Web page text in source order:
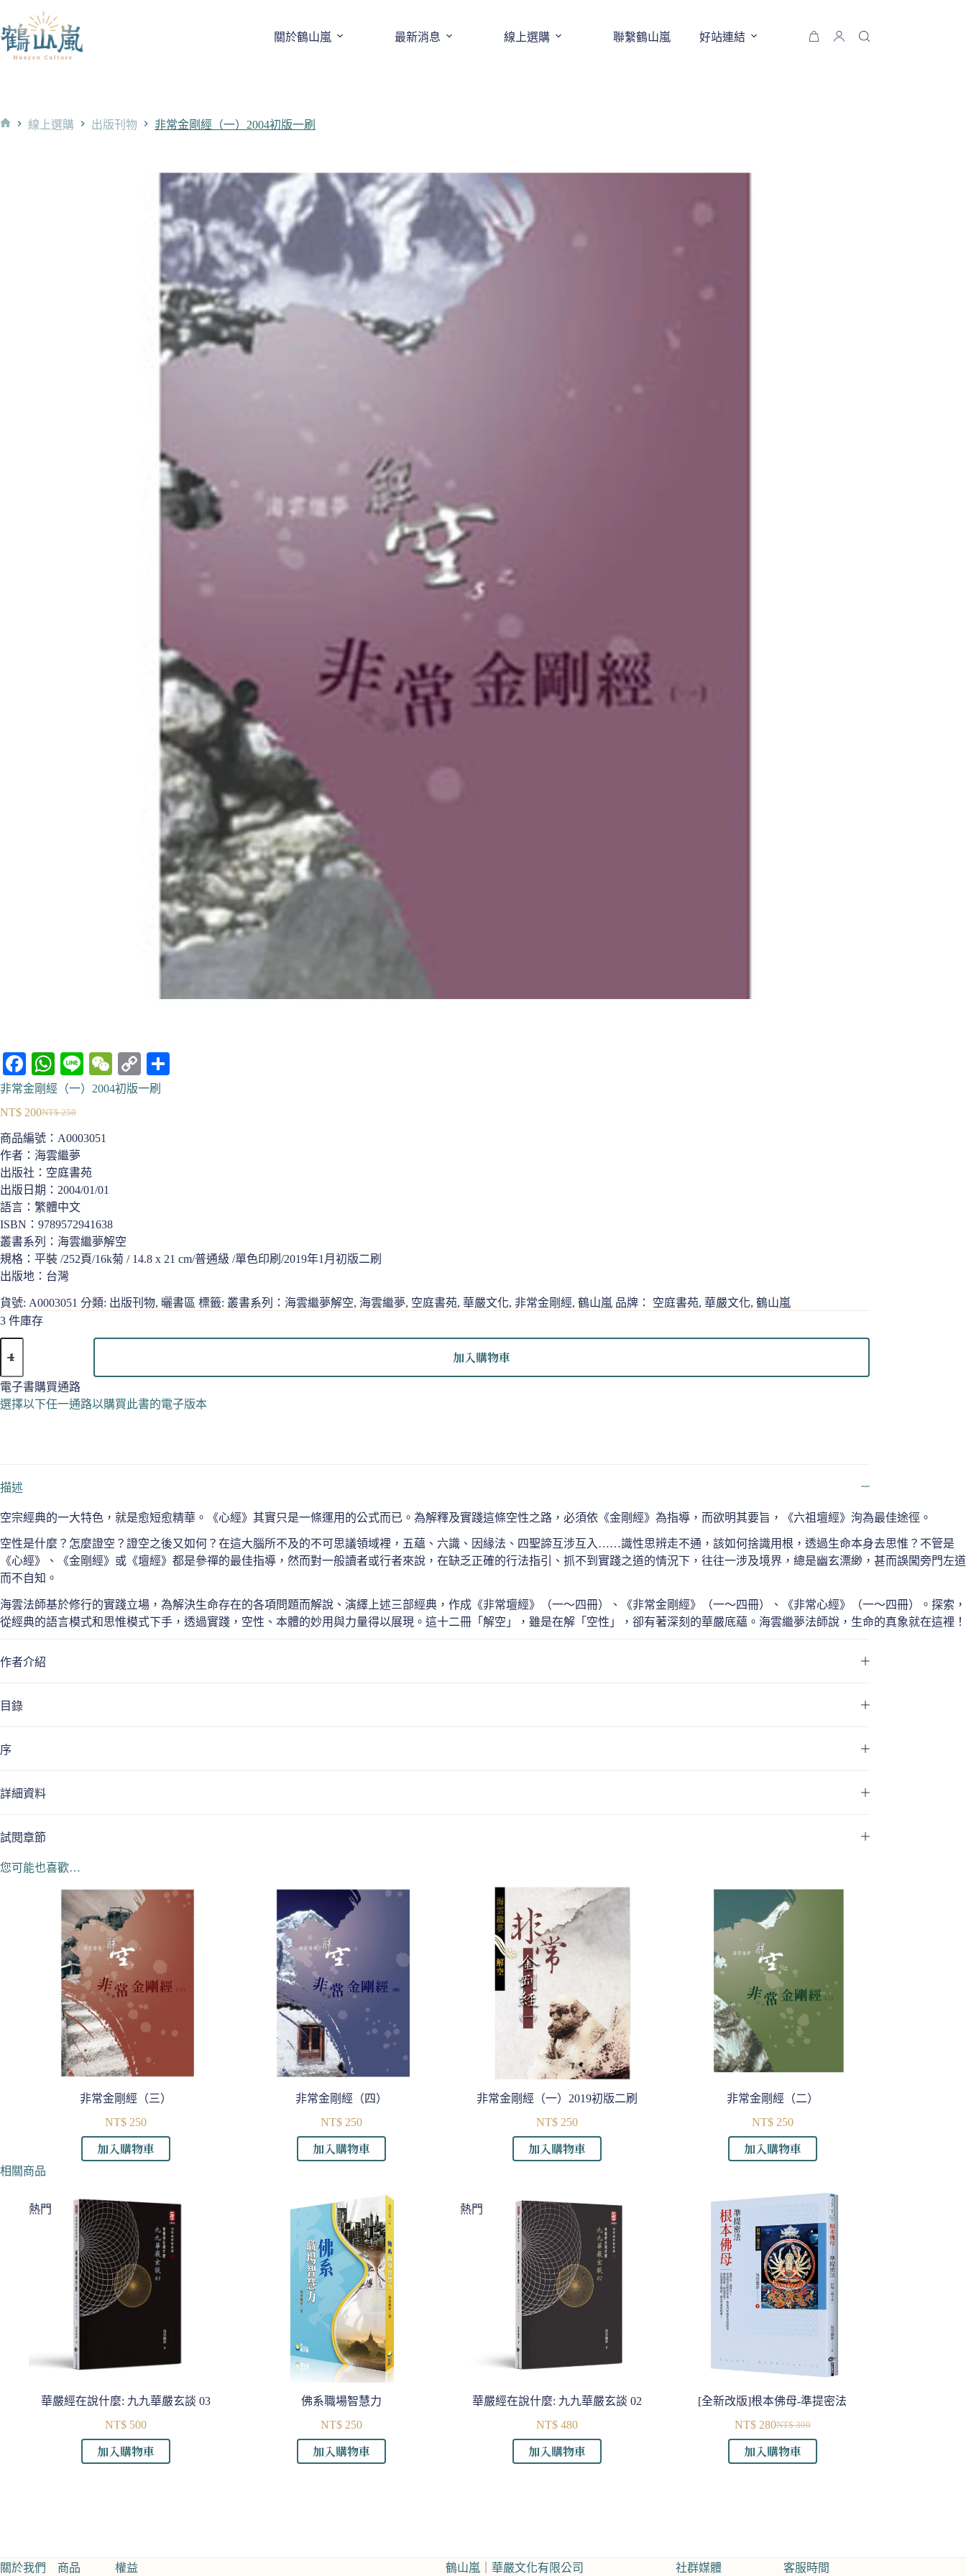
至
主
關於鶴山嵐 最新消息 線上選購 聯繫鶴山嵐 好站連結
購
線上選購 出版刊物 非常金剛經（一）2004初版一刷
Fa
ce
bo
ok
W
ha
ts
A
pp
Li
ne
W
e
C
op
非常金剛經（一）2004初版一刷
NT$250
始
價
格：
NT$ 250。
NT$ 200
前
價
格：
NT$ 200。
商品編號： A0003051
作者：海雲繼夢
出版社：空庭書苑
出版日期：2004/01/01
語言：繁體中文
ISBN：9789572941638
叢書系列：海雲繼夢解空
規格：平裝 /252頁/16k菊 / 14.8 x 21 cm/普通級 /單色印刷/2019年1月初版二刷
出版地：台灣
貨號: A0003051 分類: 出版刊物, 曬書區 標籤: 叢書系列：海雲繼夢解空, 海雲繼夢, 空庭書苑, 華嚴文化, 非常金剛經, 鶴山嵐 品牌： 空庭書苑, 華嚴文化, 鶴山嵐
3 件庫存
常
金
剛
經
版
刷
量
加入購物車
電子書購買通路
選擇以下任一通路以購買此書的電子版本
描述
空宗經典的一大特色，就是愈短愈精華。《心經》其實只是一條運用的公式而已。為解釋及實踐這條空性之路，必須依《金剛經》為指導，而欲明其要旨，《六祖壇經》洵為最佳途徑。
空性是什麼？怎麼證空？證空之後又如何？在這大腦所不及的不可思議領域裡，五蘊、六識、因緣法、四聖諦互涉互入……識性思辨走不通，該如何捨識用根，透過生命本身去思惟？不管是
《心經》、《金剛經》或《壇經》都是參禪的最佳指導，然而對一般讀者或行者來說，在缺乏正確的行法指引、抓不到實踐之道的情況下，往往一涉及境界，總是幽玄漂緲，甚而誤闖旁門左道
而不自知。
海雲法師基於修行的實踐立場，為解決生命存在的各項問題而解說、演繹上述三部經典，作成《非常壇經》（一～四冊）、《非常金剛經》（一～四冊）、《非常心經》（一～四冊）。探索，
從經典的語言模式和思惟模式下手，透過實踐，空性、本體的妙用與力量得以展現。這十二冊「解空」，雖是在解「空性」，卻有著深刻的華嚴底蘊。海雲繼夢法師說，生命的真象就在這裡！
作者介紹
目錄
序
詳細資料
試閱章節
您可能也喜歡…
非常金剛經（三）
NT$250
加入購物車
非常金剛經（四）
NT$250
加入購物車
非常金剛經（一）2019初版二刷
NT$250
加入購物車
非常金剛經（二）
NT$250
加入購物車
相關商品
熱門
華嚴經在說什麼: 九九華嚴玄談 03
NT$500
加入購物車
佛系職場智慧力
NT$250
加入購物車
熱門
華嚴經在說什麼: 九九華嚴玄談 02
NT$480
加入購物車
[全新改版]根本佛母-準提密法
NT$300
始
NT$280
前
加入購物車
關於我們 商品 權益 鶴山嵐｜華嚴文化有限公司 社群媒體 客服時間